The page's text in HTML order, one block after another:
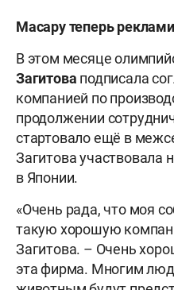
Масару теперь
В этом месяце
Загитова подписала
компанией по
продолжении
стартовало ещё в
Загитова участвовала
в Японии.
«Очень рада, что моя
такую хорошую
Загитова. – Очень
эта фирма. Многим